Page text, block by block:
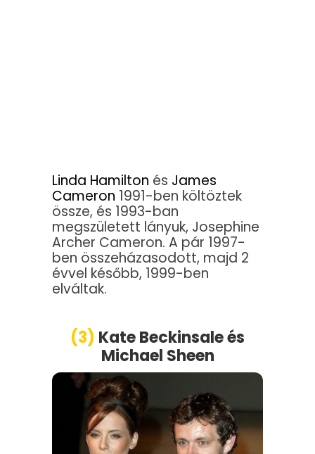
Linda Hamilton és James
Cameron 1991-ben költöztek
össze, és 1993-ban
megszületett lányuk, Josephine
Archer Cameron. A pár 1997-
ben összeházasodott, majd 2
évvel később, 1999-ben
elváltak.
(3) Kate Beckinsaleés
Michael Sheen